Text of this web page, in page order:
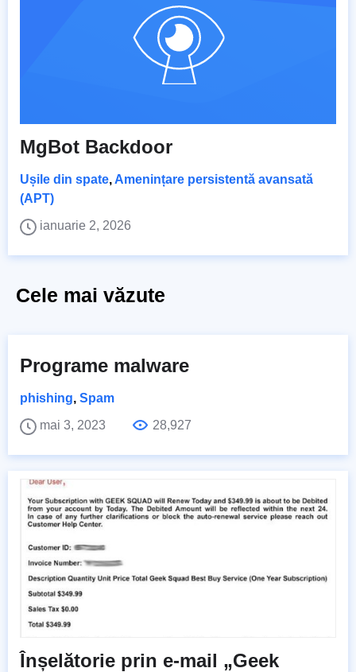
MgBot Backdoor
Ușile din spate, Amenințare persistentă avansată
(APT)
ianuarie 2, 2026
Cele mai văzute
Programe malware
phishing, Spam
mai 3, 2023
28,927
Înșelătorie prin e-mail „Geek